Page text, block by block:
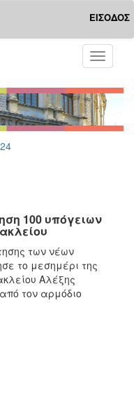
ΕΙΣΟΔΟΣ
Toggle
100 υπόγειων
των νέων
το μεσημέρι της
Αλέξης
τον αρμόδιο